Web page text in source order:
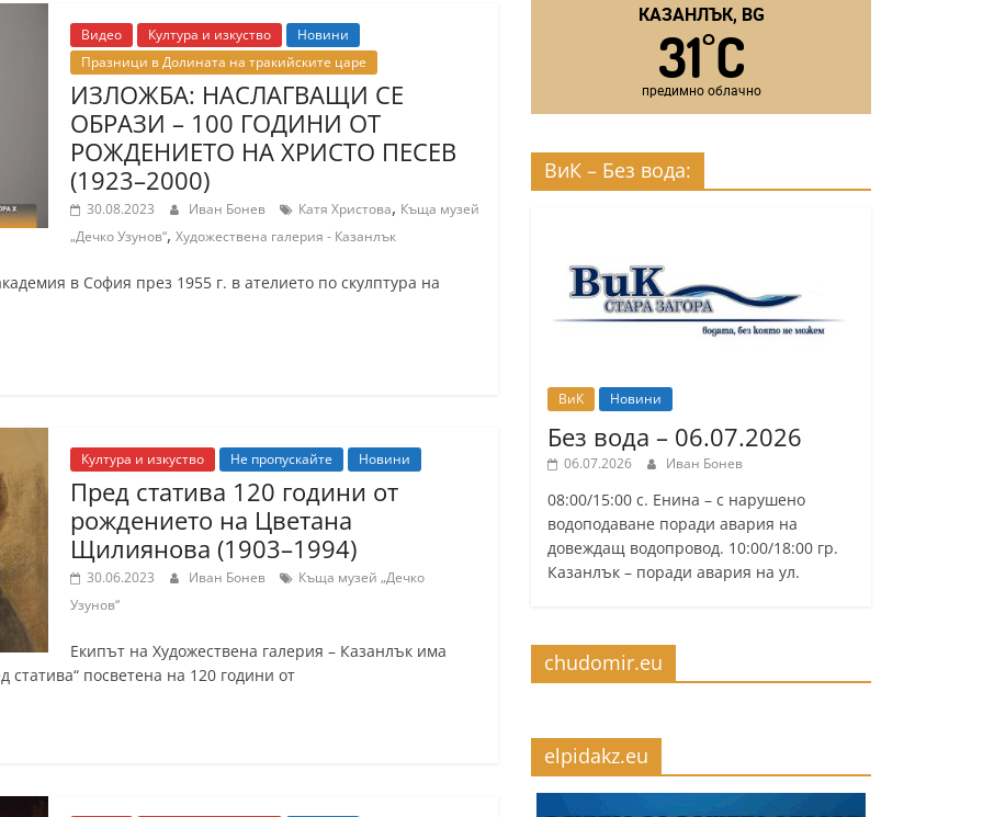
Видео Култура и изкуство
Новини
Празници в Долината на тракийските царе
ИЗЛОЖБА: НАСЛАГВАЩИ СЕ
ОБРАЗИ – 100 ГОДИНИ ОТ
РОЖДЕНИЕТО НА ХРИСТО ПЕСЕВ
(1923–2000)
30.08.2023 Иван Бонев Катя Христова, Къща музей
„Дечко Узунов“, Художествена галерия - Казанлък
в София през 1955 г. в ателието по скулптура на
Култура и изкуство Не пропускайте Новини
Пред статива 120 години от
рождението на Цветана
Щилиянова (1903–1994)
30.06.2023 Иван Бонев
Къща музей „Дечко
Узунов“
Екипът на Художествена галерия – Казанлък има
посветена на 120 години от
КАЗАНЛЪК, BG
31°C
предимно облачно
ВиК – Без вода:
ВиК Новини
Без вода – 06.07.2026
06.07.2026 Иван Бонев
08:00/15:00 с. Енина – с нарушено
водоподаване поради авария на
довеждащ водопровод. 10:00/18:00 гр.
Казанлък – поради авария на ул.
chudomir.eu
elpidakz.eu